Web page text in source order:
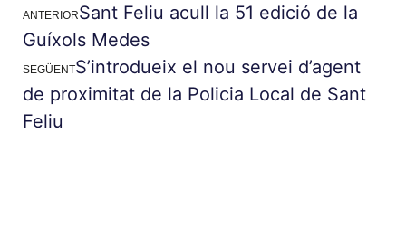
ANTERIORSant Feliu acull la 51 edició de la
Guíxols Medes
SEGÜENTS’introdueix el nou servei d’agent
de proximitat de la Policia Local de Sant
Feliu